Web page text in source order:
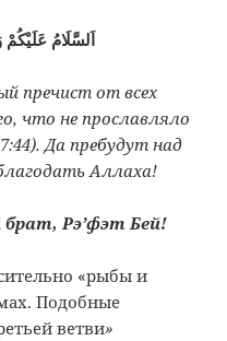
اَلسَّلَامُ عَلَيْكُمْ
пречист от всех
что не прославляло
Да пребудут над
Аллаха!
брат, Рэ’фэт Бей!
«рыбы и
Подобные
ветви»